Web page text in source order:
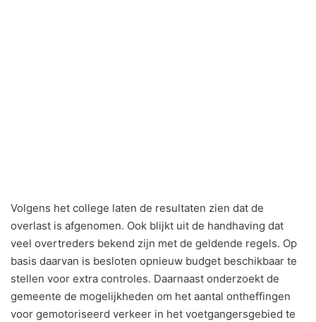
Volgens het college laten de resultaten zien dat de
overlast is afgenomen. Ook blijkt uit de handhaving dat
veel overtreders bekend zijn met de geldende regels. Op
basis daarvan is besloten opnieuw budget beschikbaar te
stellen voor extra controles. Daarnaast onderzoekt de
gemeente de mogelijkheden om het aantal ontheffingen
voor gemotoriseerd verkeer in het voetgangersgebied te